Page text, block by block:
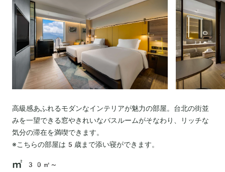
高級感あふれるモダンなインテリアが魅力の部屋。台北の街並
みを一望できる窓やきれいなバスルームがそなわり、リッチな
気分の滞在を満喫できます。
※こちらの部屋は5歳まで添い寝ができます。
30㎡～